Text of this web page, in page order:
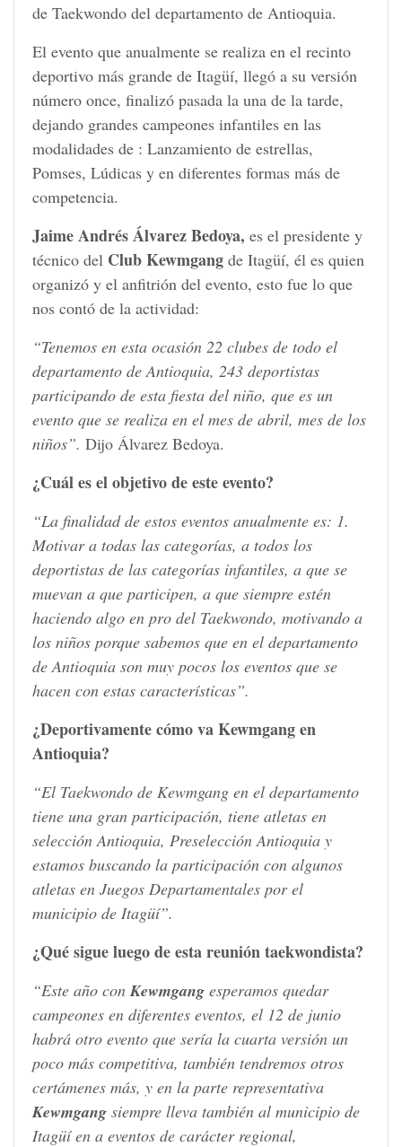
de Taekwondo del departamento de Antioquia.
El evento que anualmente se realiza en el recinto
deportivo más grande de Itagüí, llegó a su versión
número once, finalizó pasada la una de la tarde,
dejando grandes campeones infantiles en las
modalidades de : Lanzamiento de estrellas,
Pomses, Lúdicas y en diferentes formas más de
competencia.
Jaime Andrés Álvarez Bedoya, es el presidente y
técnico del Club Kewmgang de Itagüí, él es quien
organizó y el anfitrión del evento, esto fue lo que
nos contó de la actividad:
“Tenemos en esta ocasión 22 clubes de todo el
departamento de Antioquia, 243 deportistas
participando de esta fiesta del niño, que es un
evento que se realiza en el mes de abril, mes de los
niños”. Dijo Álvarez Bedoya.
¿Cuál es el objetivo de este evento?
“La finalidad de estos eventos anualmente es: 1.
Motivar a todas las categorías, a todos los
deportistas de las categorías infantiles, a que se
muevan a que participen, a que siempre estén
haciendo algo en pro del Taekwondo, motivando a
los niños porque sabemos que en el departamento
de Antioquia son muy pocos los eventos que se
hacen con estas características”.
¿Deportivamente cómo va Kewmgang en
Antioquia?
“El Taekwondo de Kewmgang en el departamento
tiene una gran participación, tiene atletas en
selección Antioquia, Preselección Antioquia y
estamos buscando la participación con algunos
atletas en Juegos Departamentales por el
municipio de Itagüí”.
¿Qué sigue luego de esta reunión taekwondista?
“Este año con Kewmgang esperamos quedar
campeones en diferentes eventos, el 12 de junio
habrá otro evento que sería la cuarta versión un
poco más competitiva, también tendremos otros
certámenes más, y en la parte representativa
Kewmgang siempre lleva también al municipio de
Itagüí en a eventos de carácter regional,